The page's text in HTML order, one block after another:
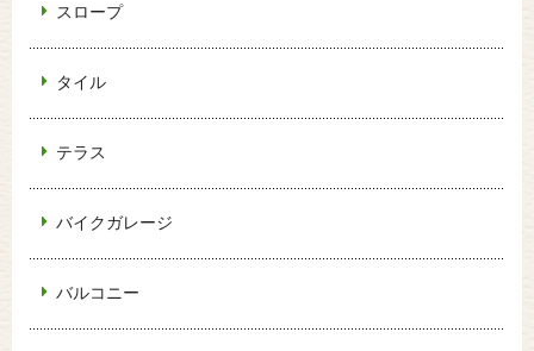
スロープ
タイル
テラス
バイクガレージ
バルコニー